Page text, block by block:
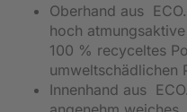
Oberhand aus
hoch
100 % recyceltes
umweltschädlichen
Innenhand aus